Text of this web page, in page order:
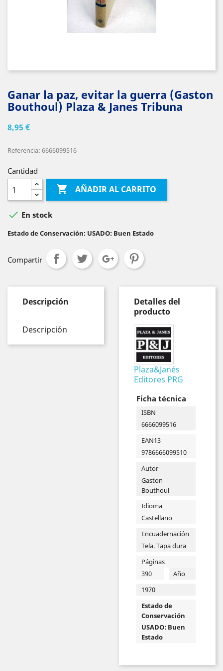
Ganar la paz, evitar la guerra (Gaston
Bouthoul) Plaza & Janes Tribuna
8,95 €
Referencia: 6666099516
Cantidad
 AÑADIR AL CARRITO
 En stock
Estado de Conservación: USADO: Buen Estado
Compartir
Descripción
Descripción
Detalles del
producto
Plaza&Janés
Editores PRG
Ficha técnica
ISBN
6666099516
EAN13
9786666099510
Autor
Gaston
Bouthoul
Idioma
Castellano
Encuadernación
Tela. Tapa dura
Páginas
390
Año
1970
Estado de
Conservación
USADO: Buen
Estado